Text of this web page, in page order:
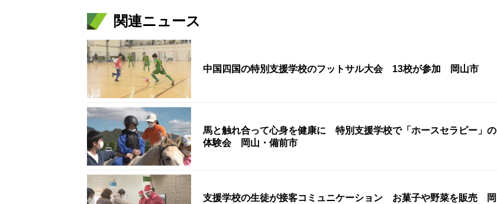
関連ニュース
中国四国の特別支援学校のフットサル大会 13校が参加 岡山市
馬と触れ合って心身を健康に 特別支援学校で「ホースセラピー」の
体験会 岡山・備前市
支援学校の生徒が接客コミュニケーション お菓子や野菜を販売 岡